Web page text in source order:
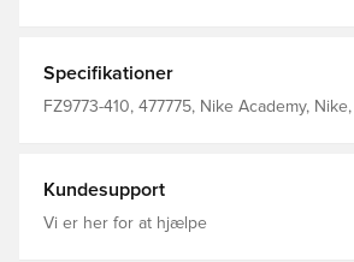
Specifikationer
FZ9773-410, 477775, Nike Academy,
Kundesupport
Vi er her for at hjælpe